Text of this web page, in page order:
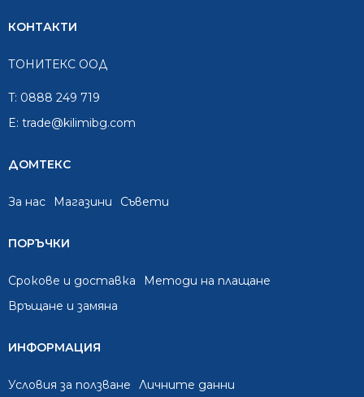
КОНТАКТИ
ТОНИТЕКС ООД
T: 0888 249 719
E: trade@kilimibg.com
ДОМТЕКС
За нас Mагазини Съвети
ПОРЪЧКИ
Срокове и доставка
Методи на плащане
Връщане и замяна
ИНФОРМАЦИЯ
Условия за ползване Личните данни